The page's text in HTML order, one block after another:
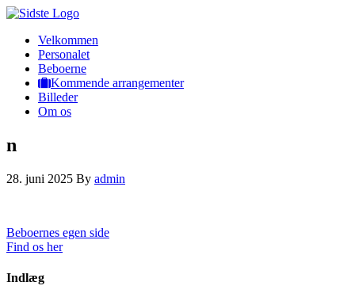
Velkommen
Personalet
Beboerne
Kommende arrangementer
Billeder
Om os
n
28. juni 2025 By admin
Beboernes egen side
Find os her
Indlæg